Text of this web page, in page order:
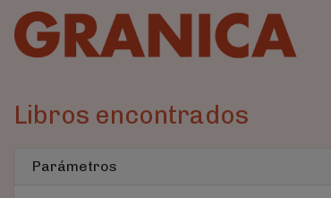
Libros encontrados
Parámetros